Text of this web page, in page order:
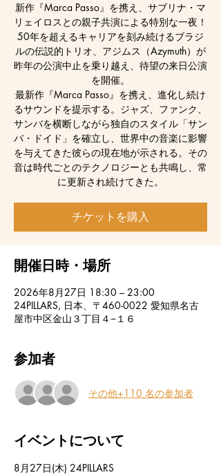
新作『Marca Passo』を携え、サブリナ・マ
リェイロスとの親子共演による特別な一夜！
50年を超えるキャリアを刻み続けるブラジ
ルの伝説的トリオ、アジムス（Azymuth）が
昨年の公演中止を乗り越え、待望の来日公演
を開催。
最新作『Marca Passo』を携え、進化し続け
るサウンドを提示する。ジャズ、ファンク、
サンバを横断しながら独自のスタイル「サン
バ・ドイド」を確立し、世界中の音楽に影響
を与えてきた彼らの現在地が示される。その
音は時代ごとのテクノロジーとも共鳴し、常
に更新され続けてきた。
チケットを購入
開催日時・場所
2026年8月27日 18:30 – 23:00
24PILLARS, 日本、〒460-0022 愛知県名古
屋市中区金山３丁目４−１６
参加者
その他+110 名の参加者
イベントについて
8月27日(木) 24PILLARS